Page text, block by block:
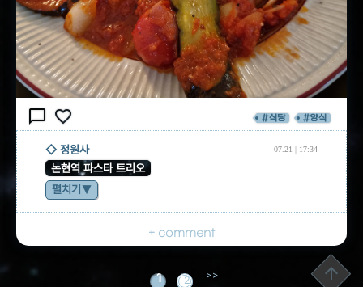
chat_bubble_outline favorite_border #식당 #양식
◇ 정원사 07.21 | 17:34
논현역 파스타 트리오
펼치기
+ comment
1 2 arrow_upward